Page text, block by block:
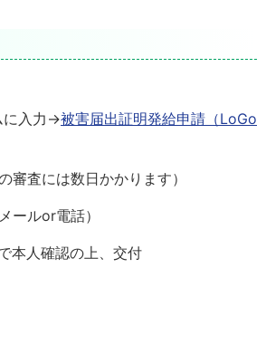
に入力→被害届出証明発給申請（LoGo
審査には数日かかります）
ールor電話）
本人確認の上、交付